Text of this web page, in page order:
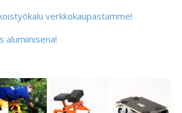
verkkokaupastamme!
alumiinisena!